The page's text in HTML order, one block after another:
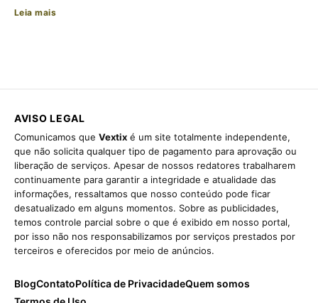
Leia mais
AVISO LEGAL
Comunicamos que Vextix é um site totalmente independente,
que não solicita qualquer tipo de pagamento para aprovação ou
liberação de serviços. Apesar de nossos redatores trabalharem
continuamente para garantir a integridade e atualidade das
informações, ressaltamos que nosso conteúdo pode ficar
desatualizado em alguns momentos. Sobre as publicidades,
temos controle parcial sobre o que é exibido em nosso portal,
por isso não nos responsabilizamos por serviços prestados por
terceiros e oferecidos por meio de anúncios.
BlogContatoPolítica de PrivacidadeQuem somos